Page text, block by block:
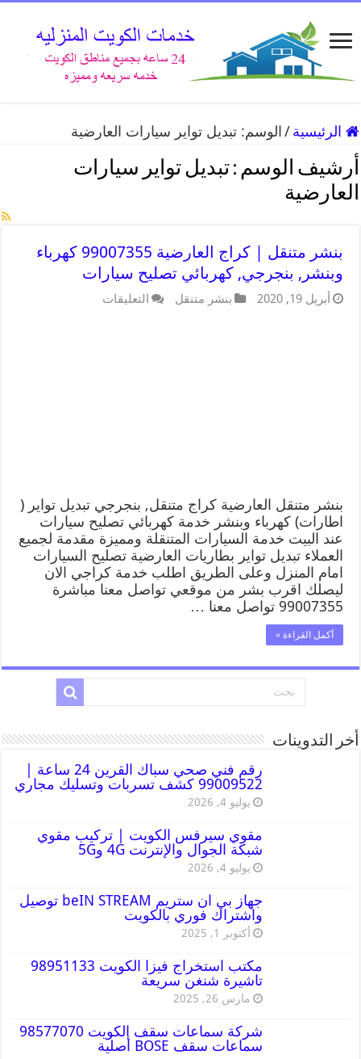
الرئيسية / الوسم:تبديل تواير سيارات العارضية
أرشيف الوسم :تبديل تواير سيارات
العارضية
بنشر متنقل | كراج العارضية 99007355 كهرباء
وبنشر, بنجرجي, كهربائي تصليح سيارات
أبريل 19, 2020 بنشر متنقل التعليقات
بنشر متنقل العارضية كراج متنقل, بنجرجي تبديل تواير (
اطارات) كهرباء وبنشر خدمة كهربائي تصليح سيارات
عند البيت خدمة السيارات المتنقلة ومميزة مقدمة لجميع
العملاء تبديل تواير بطاريات العارضية تصليح السيارات
امام المنزل وعلى الطريق اطلب خدمة كراجي الان
ليصلك اقرب بشر من موقعي تواصل معنا مباشرة
99007355 تواصل معنا …
أكمل القراءة »
أخر التدوينات
رقم فني صحي سباك القرين 24 ساعة |
99009522 كشف تسربات وتسليك مجاري
يوليو 4, 2026
مقوي سيرفس الكويت | تركيب مقوي
شبكة الجوال والإنترنت 4G و5G
يوليو 4, 2026
جهاز بي ان ستريم beIN STREAM توصيل
واشتراك فوري بالكويت
أكتوبر 1, 2025
مكتب استخراج فيزا الكويت 98951133
تاشيرة شنغن سريعة
مارس 26, 2025
شركة سماعات سقف الكويت 98577070
سماعات سقف BOSE أصلية